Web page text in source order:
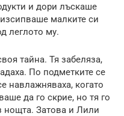
и дори лъскаше
малките си
леглото му.
тайна. Тя забеляза,
По подметките се
навлажняваха, когато
да го скрие, но тя го
нощта. Затова и Лили